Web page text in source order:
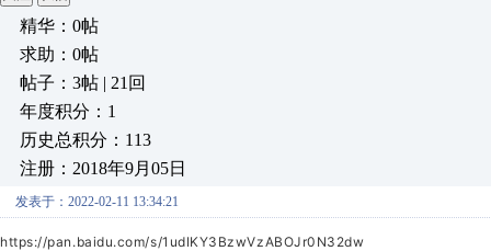
精华：0帖
求助：0帖
帖子：3帖 | 21回
年度积分：1
历史总积分：113
注册：2018年9月05日
发表于：2022-02-11 13:34:21
https://pan.baidu.com/s/1udIKY3BzwVzABOJr0N32dw